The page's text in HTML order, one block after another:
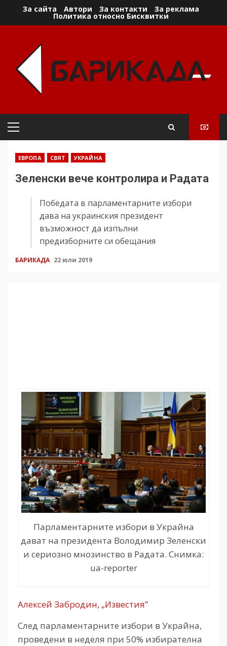
За сайта Автори За контакти За реклама
Политика относно Бисквитки
Primary
ЕВРОПА СВЯТ УКРАЙНА
Зеленски вече контролира и Радата
Победата в парламентарните избори
дава на украинския президент
възможност да изпълни
предизборните си обещания
БАРИКАДА 22 юли 2019
Парламентарните избори в Украйна
дават на президента Володимир Зеленски
и сериозно мнозинство в Радата. Снимка:
ua-reporter
Алексей Забродин, „Известия”
След парламентарните избори в Украйна,
проведени в неделя при 50% избирателна